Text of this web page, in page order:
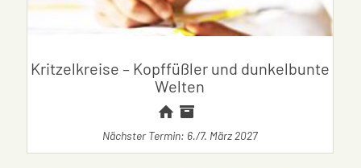
Kritzelkreise – Kopffüßler und dunkelbunte
Welten
Nächster Termin: 6./7. März 2027